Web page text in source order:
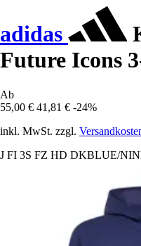
adidas
Future Icons
Ab
55,00 € 41,81 € -24%
inkl. MwSt. zzgl.
J FI 3S FZ HD DKBLUE/